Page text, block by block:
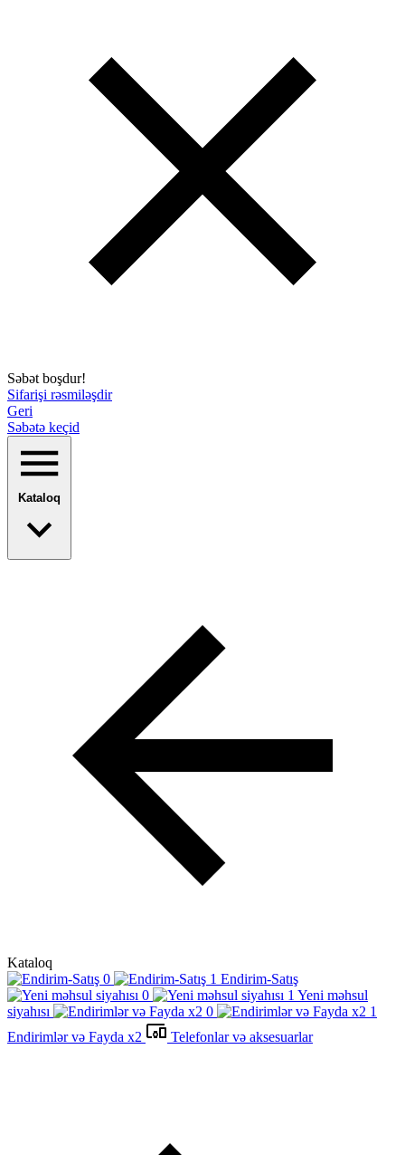
Səbət boşdur!
Sifarişi rəsmiləşdir
Geri
Səbətə keçid
Kataloq
Kataloq
Endirim-Satış
Yeni məhsul
siyahısı
Endirimlər və Fayda x2
Telefonlar və aksesuarlar